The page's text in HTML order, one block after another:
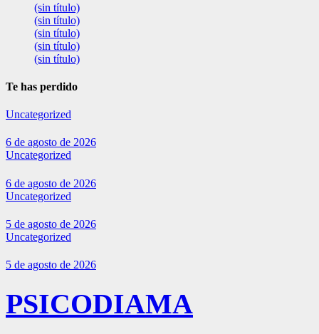
(sin título)
(sin título)
(sin título)
(sin título)
(sin título)
Te has perdido
Uncategorized
6 de agosto de 2026
Uncategorized
6 de agosto de 2026
Uncategorized
5 de agosto de 2026
Uncategorized
5 de agosto de 2026
PSICODIAMA